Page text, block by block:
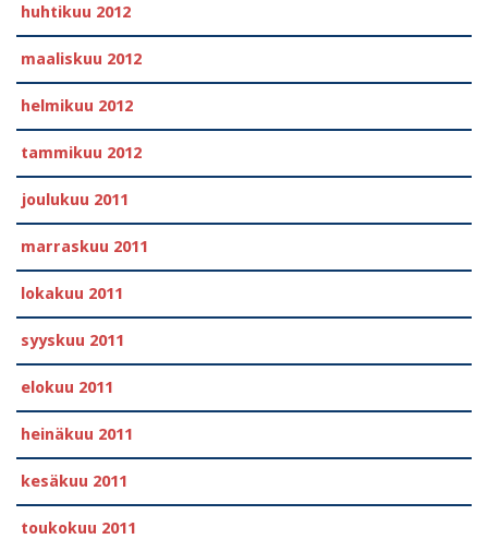
huhtikuu 2012
maaliskuu 2012
helmikuu 2012
tammikuu 2012
joulukuu 2011
marraskuu 2011
lokakuu 2011
syyskuu 2011
elokuu 2011
heinäkuu 2011
kesäkuu 2011
toukokuu 2011